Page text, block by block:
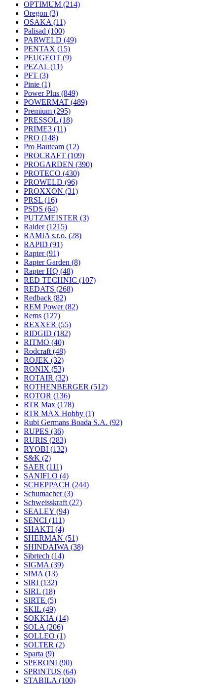
OPTIMUM (214)
Oregon (3)
OSAKA (11)
Palisad (100)
PARWELD (49)
PENTAX (15)
PEUGEOT (9)
PEZAL (11)
PFT (3)
Pinie (1)
Power Plus (849)
POWERMAT (489)
Premium (295)
PRESSOL (18)
PRIME3 (11)
PRO (148)
Pro Bauteam (12)
PROCRAFT (109)
PROGARDEN (390)
PROTECO (430)
PROWELD (96)
PROXXON (31)
PRSL (16)
PSDS (64)
PUTZMEISTER (3)
Raider(1215)
RAMIA s.r.o. (28)
RAPID (91)
Rapter(91)
Rapter Garden (8)
Rapter HQ (48)
RED TECHNIC (107)
REDATS (268)
Redback (82)
REM Power(82)
Rems (127)
REXXER (55)
RIDGID (182)
RITMO (40)
Rodcraft (48)
ROJEK (32)
RONIX (53)
ROTAIR (32)
ROTHENBERGER (512)
ROTOR (136)
RTR Max (178)
RTR MAX Hobby (1)
Rubi Germans Boada S.A. (92)
RUPES (36)
RURIS (283)
RYOBI (132)
S&K (2)
SAER (111)
SANIFLO (4)
SCHEPPACH (244)
Schumacher(3)
Schweisskraft (27)
SEALEY (94)
SENCI (111)
SHAKTI (4)
SHERMAN (51)
SHINDAIWA (38)
Sibrtech (14)
SIGMA (39)
SIMA (13)
SIRI (132)
SIRL (18)
SIRTE (5)
SKIL (49)
SOKKIA (14)
SOLA (206)
SOLLEO (1)
SOLTER (2)
Sparta (9)
SPERONI (90)
SPRiNTUS (64)
STABILA (100)